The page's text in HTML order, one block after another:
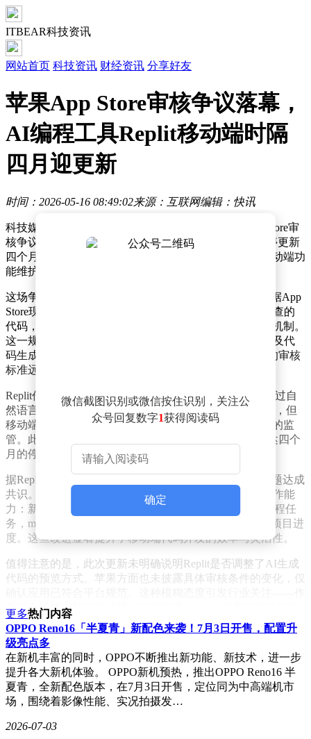
ITBEAR科技资讯
网站首页 科技资讯 财经资讯 分享好友
苹果App Store审核争议落幕，
AI编程工具Replit移动端时隔
四月迎更新
时间：2026-05-16 08:49:02来源：互联网编辑：快讯
科技媒体近日披露，编程工具Replit与苹果公司就App Store审
核争议达成和解，其针对iPhone和iPad平台的应用在暂停更新
四个月后，终于迎来版本迭代。此次更新不仅恢复了移动端功
能维护，还引入了多项AI编程相关的新特性。
这场争议源于苹果今年3月对Replit应用的审核限制。根据App
Store现有规则，应用不得在通过审核后动态执行未经审查的
代码，也不允许其他应用在其内部构建类似运行环境的机制。
这一规定对移动端AI编程工具构成特殊挑战——由于涉及代
码生成、预览及打包等敏感操作，iOS平台对这类工具的审核
标准远高于桌面端。
Replit作为"氛围编程"领域的代表产品，其核心功能是通过自
然语言描述生成代码。尽管这种模式在PC端已较为普及，但
移动端因设备安全性和运行环境限制，始终面临更严格的监
管。此次更新前，该应用因审核问题在iOS平台陷入长达四个
月的停滞期。
据Replit首席执行官Amjad Masad透露，双方已就合规问题达成
共识。新版本不仅恢复了基础更新，还重点强化了AI协作能
力：新增的Agent 4功能可支持多智能体并行处理不同编程任
务，merge flows协作机制则允许团队成员跨工作区整合项目进
度。这些改进显著提升了移动端代码开发的效率与灵活性。
值得注意的是，此次更新未明确说明Replit是否调整了AI生成
代码的预览方式。苹果方面也未披露具体审核条件的变化，仅
为首个通过审核的移动端AI编程工具，Replit的案例或将为同
类产品提供重要参考。
业内人士指出，此次事件折射出AI生成内容与应用商店规则
的深层碰撞。随着生成式AI技术普及，如何平衡创新与安
全、界定动态代码的执行边界，将成为平台方与开发者共同面
临的课题。Replit的案例或许预示着，未来App Store可能针对
AI工具建立更细化的审核标准。
微信截图识别或微信按住识别，关注公
众号回复数字1获得阅读码
确定
更多热门内容
OPPO Reno16「半夏青」新配色来袭！7月3日开售，配置升
级亮点多
在新机丰富的同时，OPPO不断推出新功能、新技术，进一步
提升各大新机体验。 OPPO新机预热，推出OPPO Reno16 半
夏青，全新配色版本，在7月3日开售，定位同为中高端机市
场，围绕着影像性能、实况拍摄发…
2026-07-03